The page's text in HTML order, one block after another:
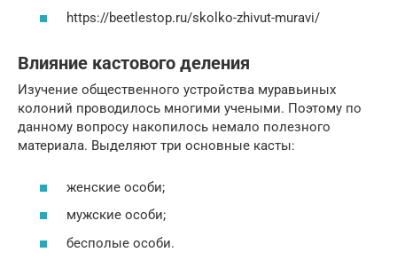
https://beetlestop.ru/skolko-zhivut-muravi/
Влияние кастового деления
Изучение общественного устройства муравьиных
колоний проводилось многими учеными. Поэтому по
данному вопросу накопилось немало полезного
материала. Выделяют три основные касты:
женские особи;
мужские особи;
бесполые особи.